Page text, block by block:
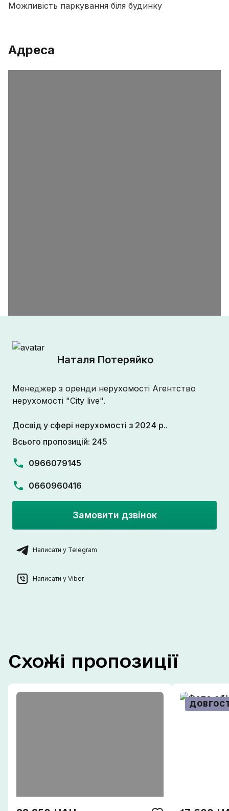
Можливість паркування біля будинку
Адреса
Наталя Потеряйко
Менеджер з оренди нерухомості Агентство
нерухомості "City live".
Досвід у сфері нерухомості з 2024 р..
Всього пропозицій: 245
0966079145
0660960416
Замовити дзвінок
Написати у Telegram
Написати у Viber
Схожі пропозиції